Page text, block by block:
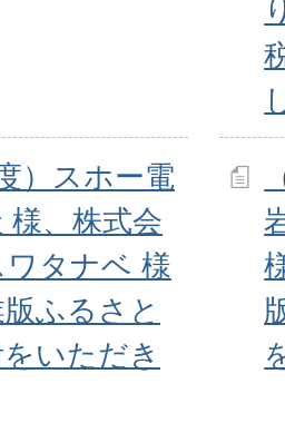
）スホー電
様、株式会
タナベ 様
ふるさと
いただき